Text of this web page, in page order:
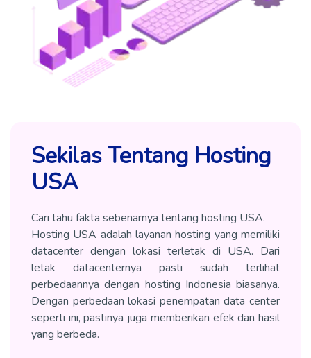
Sekilas Tentang Hosting
USA
Cari tahu fakta sebenarnya tentang hosting USA.
Hosting USA adalah layanan hosting yang memiliki
datacenter dengan lokasi terletak di USA. Dari
letak datacenternya pasti sudah terlihat
perbedaannya dengan hosting Indonesia biasanya.
Dengan perbedaan lokasi penempatan data center
seperti ini, pastinya juga memberikan efek dan hasil
yang berbeda.